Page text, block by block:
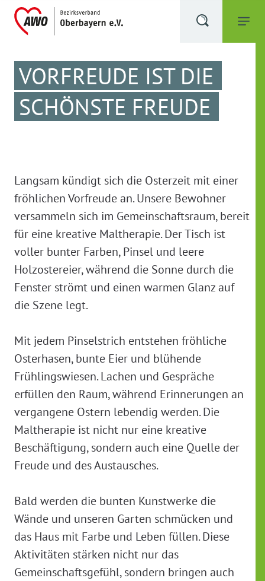
VORFREUDE IST DIE
SCHÖNSTE FREUDE
Langsam kündigt sich die Osterzeit mit einer
fröhlichen Vorfreude an. Unsere Bewohner
versammeln sich im Gemeinschaftsraum, bereit
für eine kreative Maltherapie. Der Tisch ist
voller bunter Farben, Pinsel und leere
Holzostereier, während die Sonne durch die
Fenster strömt und einen warmen Glanz auf
die Szene legt.
Mit jedem Pinselstrich entstehen fröhliche
Osterhasen, bunte Eier und blühende
Frühlingswiesen. Lachen und Gespräche
erfüllen den Raum, während Erinnerungen an
vergangene Ostern lebendig werden. Die
Maltherapie ist nicht nur eine kreative
Beschäftigung, sondern auch eine Quelle der
Freude und des Austausches.
Bald werden die bunten Kunstwerke die
Wände und unseren Garten schmücken und
das Haus mit Farbe und Leben füllen. Diese
Aktivitäten stärken nicht nur das
Gemeinschaftsgefühl, sondern bringen auch